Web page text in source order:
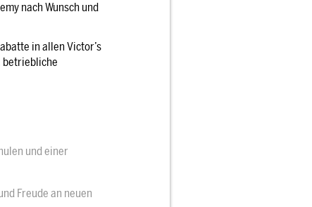
nach Wunsch und
in allen Victor’s
betriebliche
und einer
Freude an neuen